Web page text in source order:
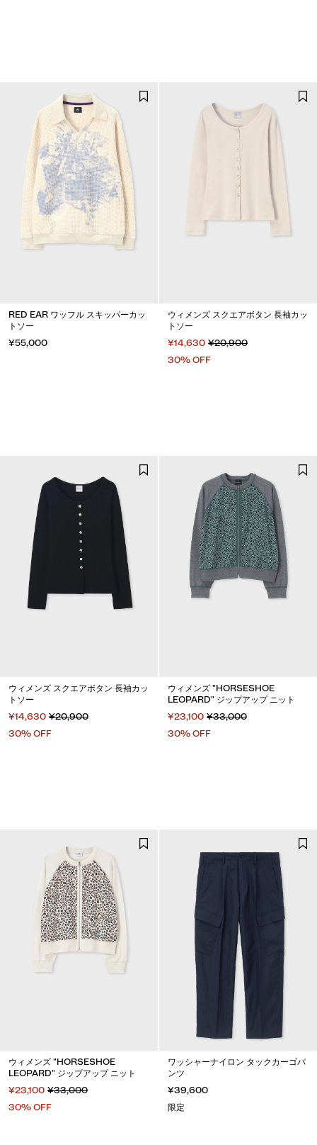
RED EAR ワッフル スキッパーカッ
トソー
¥55,000
ウィメンズ スクエアボタン 長袖カッ
トソー
¥14,630 ¥20,900
30% OFF
ウィメンズ スクエアボタン 長袖カッ
トソー
¥14,630 ¥20,900
30% OFF
ウィメンズ "HORSESHOE
LEOPARD" ジップアップ ニット
¥23,100 ¥33,000
30% OFF
ウィメンズ "HORSESHOE
LEOPARD" ジップアップ ニット
¥23,100 ¥33,000
30% OFF
ワッシャーナイロン タックカーゴパ
ンツ
¥39,600
限定